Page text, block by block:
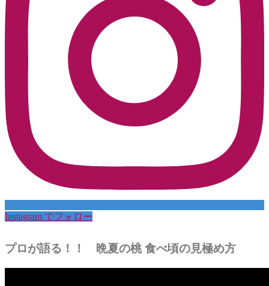
Instagram でフォロー
プロが語る！！ 晩夏の桃 食べ頃の見極め方